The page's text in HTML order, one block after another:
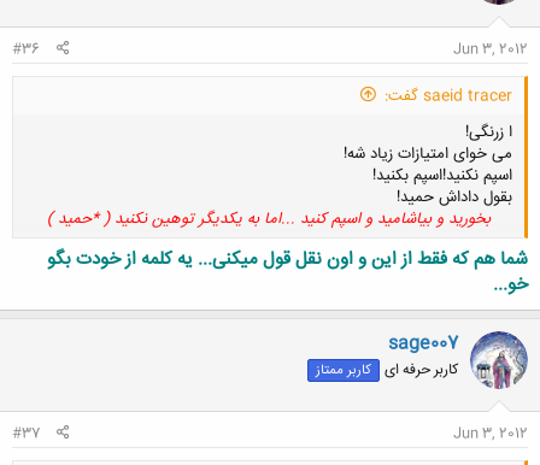
ا
Jun 3, 2012
#36
saeid tracer گفت:
ا زرنگی!
می خوای امتیازات زیاد شه!
اسپم نکنید!اسپم بکنید!
بقول داداش حمید!
بخورید و بیاشامید و اسپم کنید ...اما به یکدیگر توهین نکنید ( *حمید )
شما هم که فقط از این و اون نقل قول میکنی... یه کلمه از خودت بگو
خو...
sage007
کاربر حرفه ای کاربر ممتاز
Jun 3, 2012
#37